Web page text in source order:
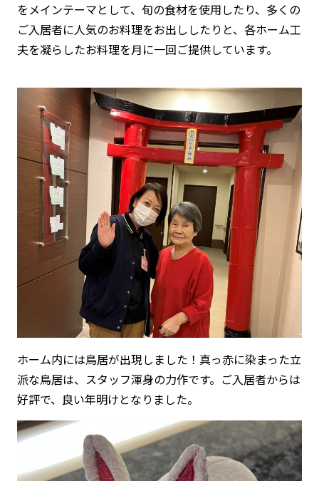
をメインテーマとして、旬の食材を使用したり、多くの
ご入居者に人気のお料理をお出ししたりと、各ホーム工
夫を凝らしたお料理を月に一回ご提供しています。
ホーム内には鳥居が出現しました！真っ赤に染まった立
派な鳥居は、スタッフ渾身の力作です。ご入居者からは
好評で、良い年明けとなりました。